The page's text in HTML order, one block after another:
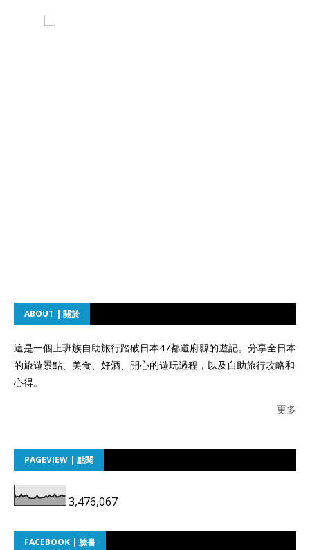
ABOUT | 關於
這是一個上班族自助旅行踏破日本47都道府縣的遊記。分享全日本
的旅遊景點、美食、好酒、開心的遊玩過程，以及自助旅行攻略和
心得。
更多
PAGEVIEW | 點閱
3,476,067
FACEBOOK | 臉書